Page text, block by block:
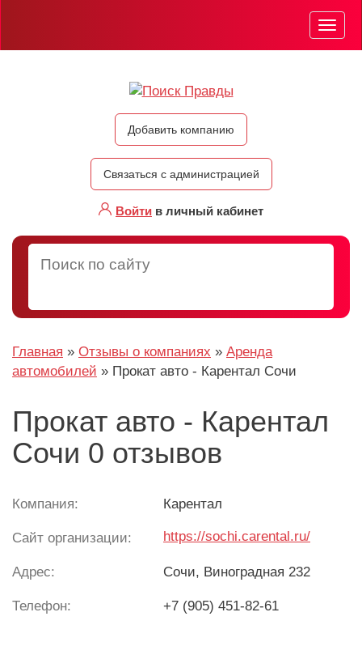
Добавить компанию
Связаться с администрацией
Войти в личный кабинет
Меню
Главная » Отзывы о компаниях » Аренда
автомобилей » Прокат авто - Карентал Сочи
Прокат авто - Карентал
Сочи 0 отзывов
Компания: Карентал
Сайт организации: https://sochi.carental.ru/
Адрес: Сочи, Виноградная 232
Телефон: +7 (905) 451-82-61